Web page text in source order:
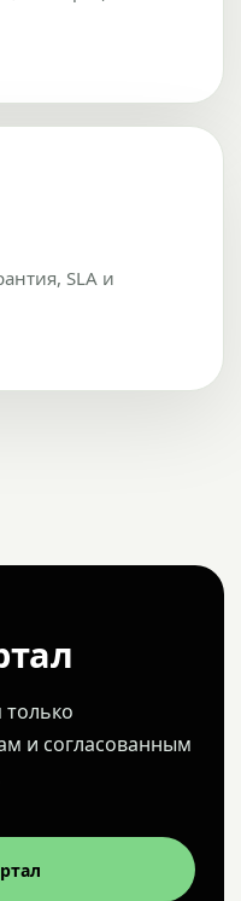
SLA и
только
и согласованным